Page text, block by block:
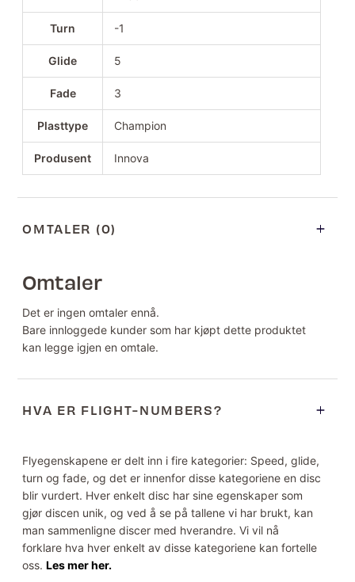
Turn -1
Glide 5
Fade 3
Plasttype Champion
Produsent Innova
OMTALER (0)
Omtaler
Det er ingen omtaler ennå.
Bare innloggede kunder som har kjøpt dette produktet
kan legge igjen en omtale.
HVA ER FLIGHT-NUMBERS?
Flyegenskapene er delt inn i fire kategorier: Speed, glide,
turn og fade, og det er innenfor disse kategoriene en disc
blir vurdert. Hver enkelt disc har sine egenskaper som
gjør discen unik, og ved å se på tallene vi har brukt, kan
man sammenligne discer med hverandre. Vi vil nå
forklare hva hver enkelt av disse kategoriene kan fortelle
oss.Les mer her.